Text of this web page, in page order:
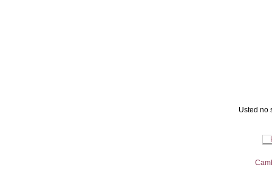
Usted no